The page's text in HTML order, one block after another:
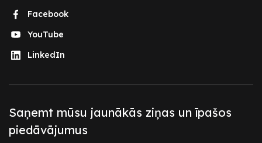
Facebook
YouTube
LinkedIn
Saņemt mūsu jaunākās ziņas un īpašos
piedāvājumus